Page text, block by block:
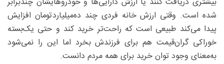
شده است. وقتی ارزش خانه فردی چند ده‌میلیاردتومان افزایش
پیدا می‌کند طبیعی است که راحت‌تر خرید کند و حتی یک‌بسته
خوراکی گران‌قیمت هم برای فرزندش بخرد اما این را نمی‌شود
به‌معنای وجود توان خرید برای همه مردم دانست.